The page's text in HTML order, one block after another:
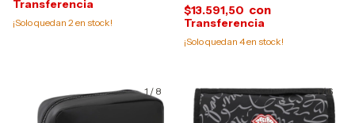
¡Solo quedan 2en stock!
$13.591,50 con
¡Solo quedan 4en stock!
1 / 8 1/6